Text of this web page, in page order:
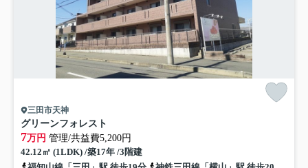
三田市天神
グリーンフォレスト
7万円 管理/共益費5,200円
42.12㎡ (1LDK) /築17年 /3階建